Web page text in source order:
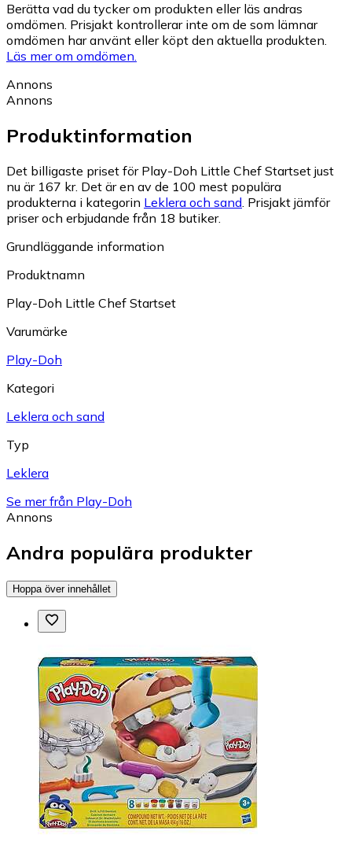
Berätta vad du tycker om produkten eller läs andras
omdömen. Prisjakt kontrollerar inte om de som lämnar
omdömen har använt eller köpt den aktuella produkten.
Läs mer om omdömen.
Annons
Annons
Produktinformation
Det billigaste priset för Play-Doh Little Chef Startset just
nu är 167 kr. Det är en av de 100 mest populära
produkterna i kategorin Leklera och sand. Prisjakt jämför
priser och erbjudande från 18 butiker.
Grundläggande information
Produktnamn
Play-Doh Little Chef Startset
Varumärke
Play-Doh
Kategori
Leklera och sand
Typ
Leklera
Se mer från Play-Doh
Annons
Andra populära produkter
Hoppa över innehållet